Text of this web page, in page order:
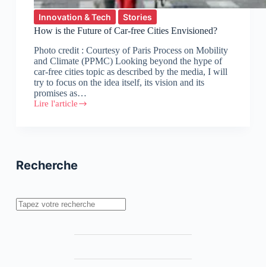
Innovation & Tech
Stories
How is the Future of Car-free Cities Envisioned?
Photo credit : Courtesy of Paris Process on Mobility
and Climate (PPMC) Looking beyond the hype of
car-free cities topic as described by the media, I will
try to focus on the idea itself, its vision and its
promises as…
Lire l'article
How
free
Recherche
Rechercher